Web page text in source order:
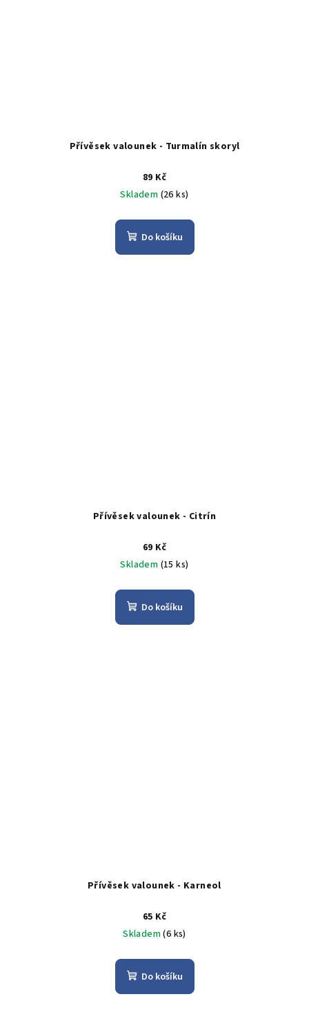
Přívěsek valounek - Turmalín skoryl
89 Kč
Skladem (26 ks)
Do košíku
Přívěsek valounek - Citrín
69 Kč
Skladem (15 ks)
Do košíku
Přívěsek valounek - Karneol
65 Kč
Skladem(6 ks)
Do košíku